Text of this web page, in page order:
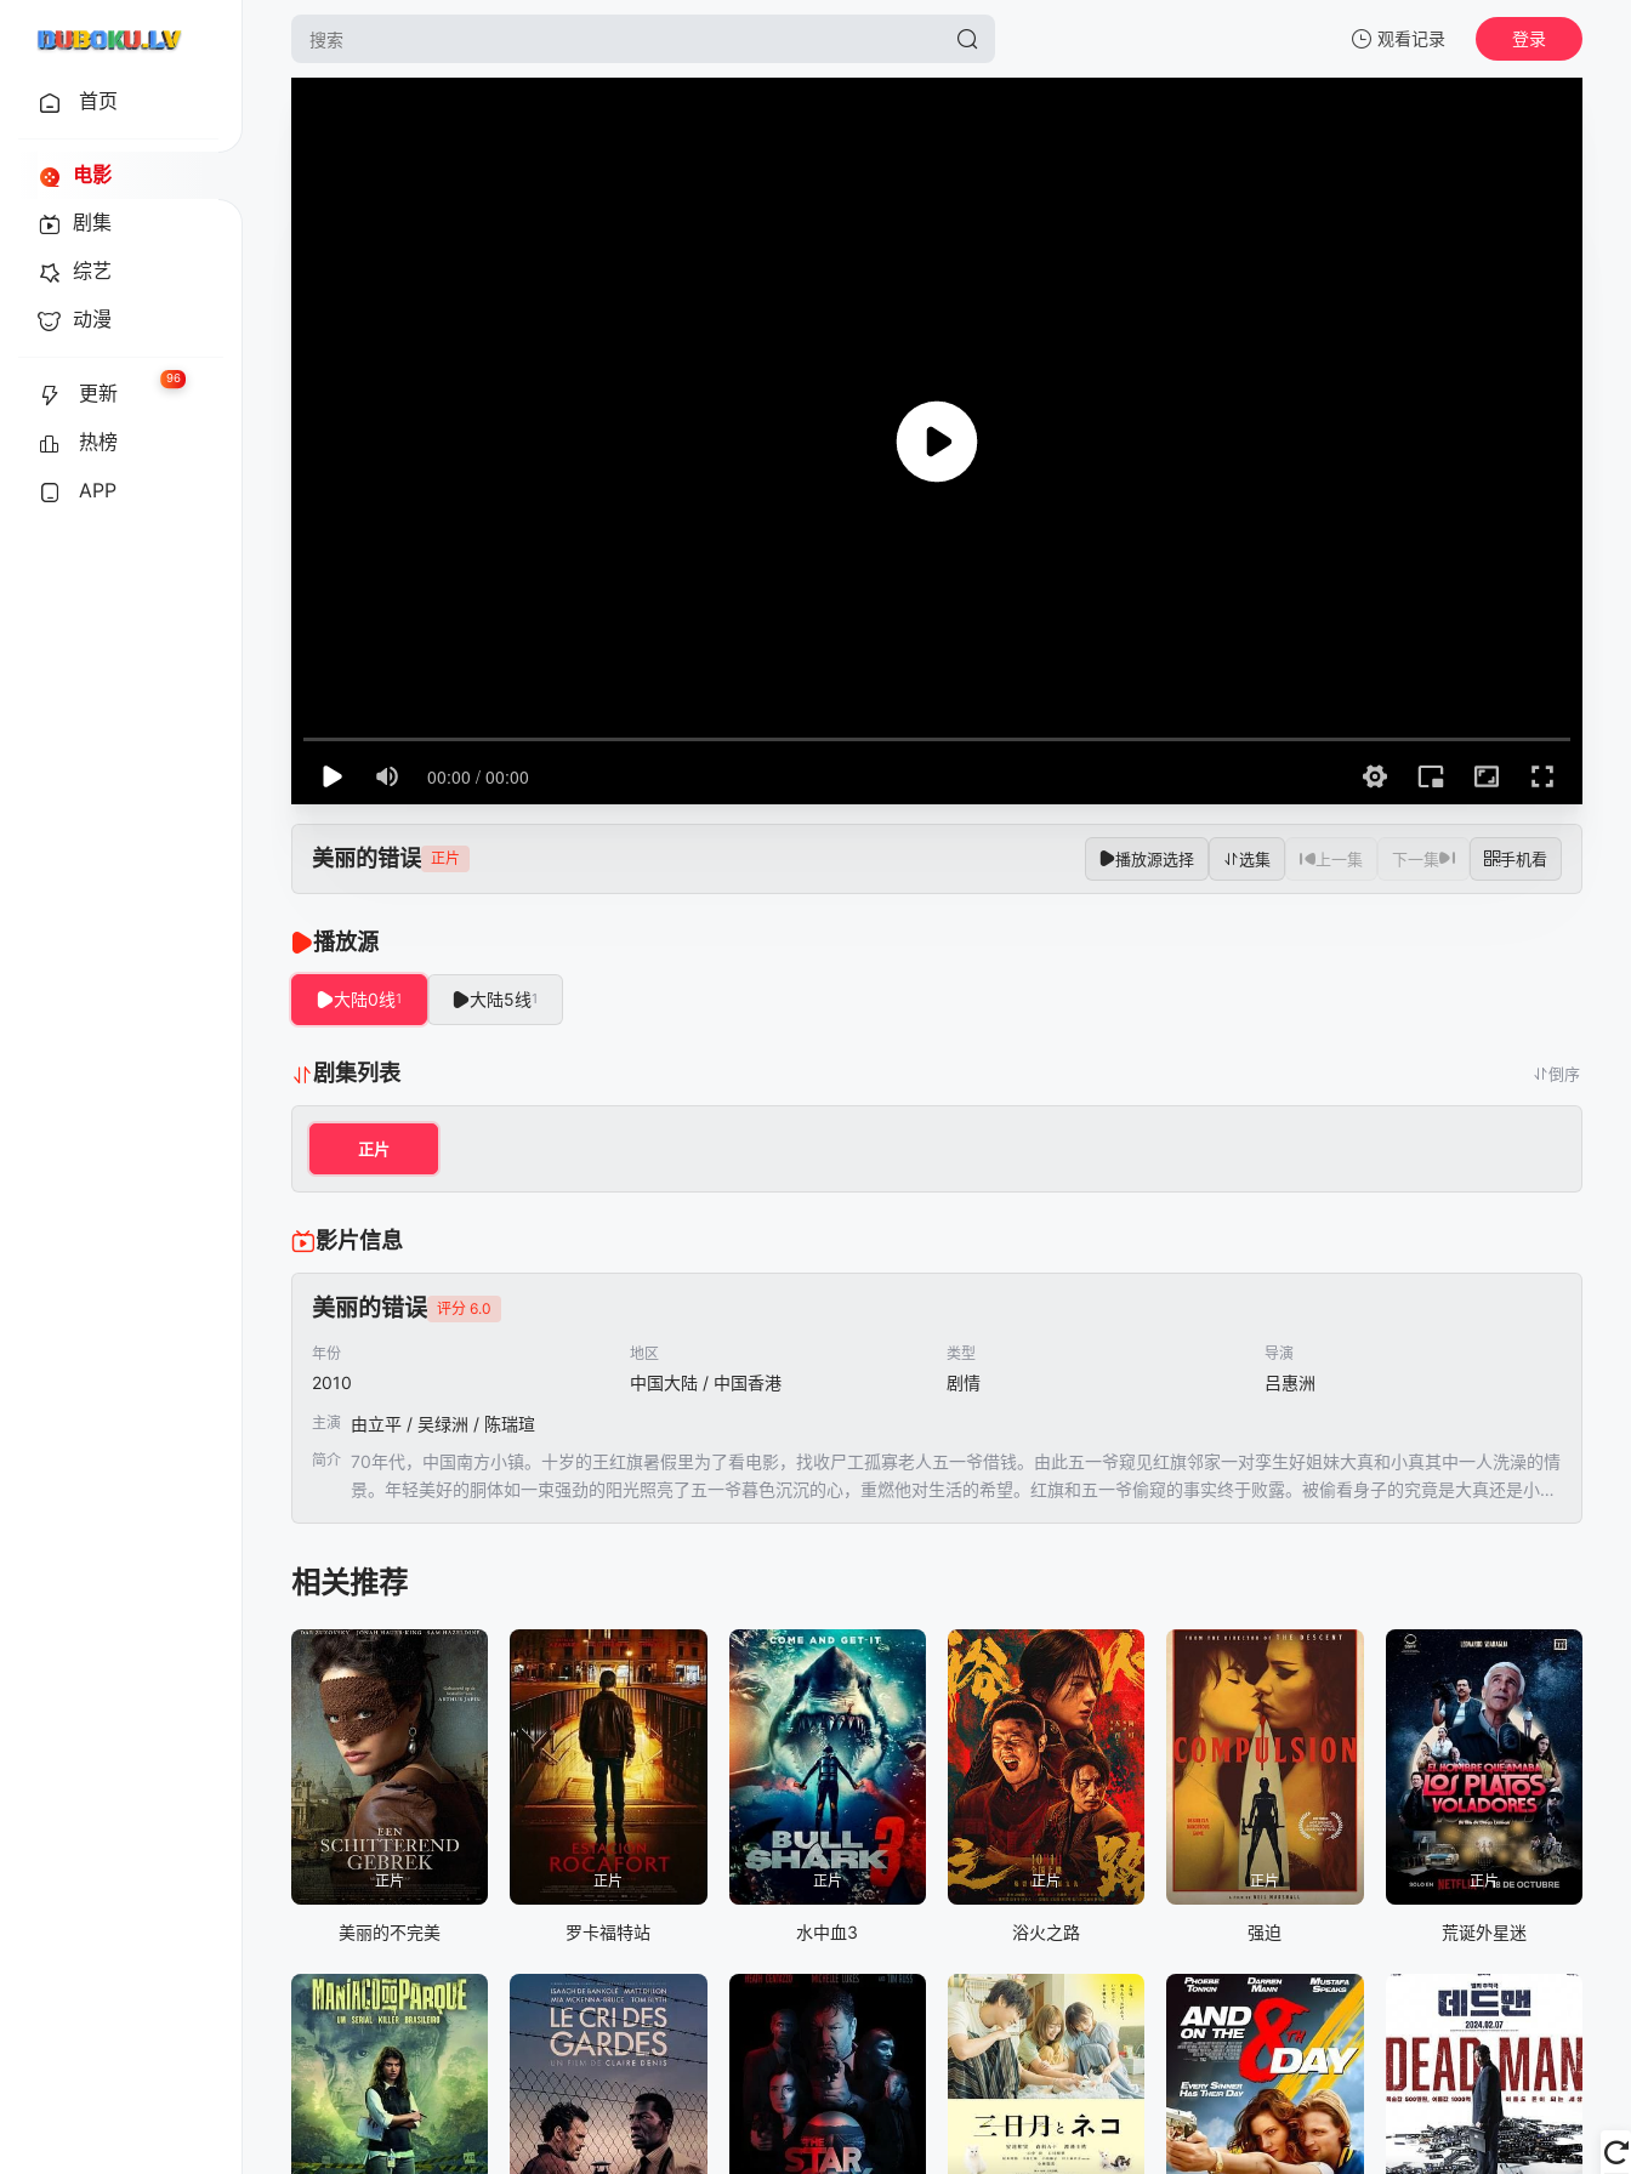
观看记录 登录
首页
电影
剧集
综艺
动漫
更新
96
热榜
APP
美丽的错误 正片 播放源选择 选集 上一集 下一集 手机看
播放源
大陆0线1 大陆5线1
剧集列表 倒序
正片
影片信息
美丽的错误 评分 6.0
年份
2010
地区
中国大陆 / 中国香港
类型
剧情
导演
吕惠洲
主演 由立平 / 吴绿洲 / 陈瑞瑄
简介 70年代，中国南方小镇。十岁的王红旗暑假里为了看电影，找收尸工孤寡老人五一爷借钱。由此五一爷窥见红旗邻家一对孪生好姐妹大真和小真其中一人洗澡的情
景。年轻美好的胴体如一束强劲的阳光照亮了五一爷暮色沉沉的心，重燃他对生活的希望。红旗和五一爷偷窥的事实终于败露。被偷看身子的究竟是大真还是小
相关推荐
正片
美丽的不完美
正片
罗卡福特站
正片
水中血3
正片
浴火之路
正片
强迫
正片
荒诞外星迷